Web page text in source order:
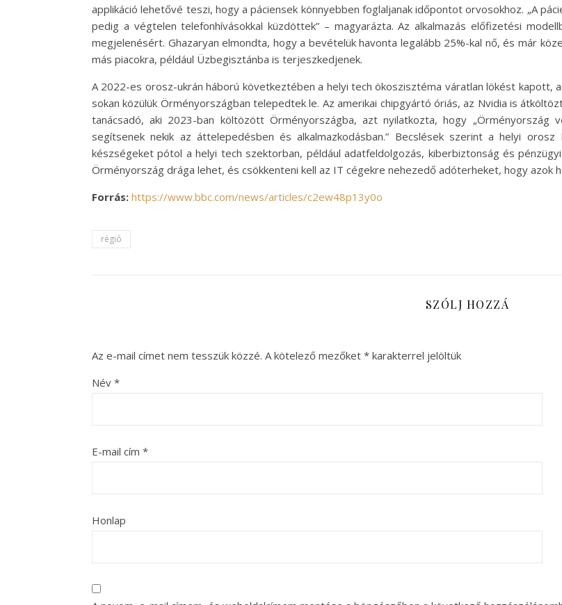
applikáció lehetővé teszi, hogy a páciensek könnyebben foglaljanak időpontot orvosokhoz. „A
pedig a végtelen telefonhívásokkal küzdöttek” – magyarázta. Az alkalmazás előfizetési
megjelenésért. Ghazaryan elmondta, hogy a bevételük havonta legalább 25%-kal nő, és már
más piacokra, például Üzbegisztánba is terjeszkedjenek.
A 2022-es orosz-ukrán háború következtében a helyi tech ökoszisztéma váratlan lökést
sokan közülük Örményországban telepedtek le. Az amerikai chipgyártó óriás, az Nvidia is
tanácsadó, aki 2023-ban költözött Örményországba, azt nyilatkozta, hogy
segítsenek nekik az áttelepedésben és alkalmazkodásban.” Becslések szerint a helyi
készségeket pótol a helyi tech szektorban, például adatfeldolgozás, kiberbiztonság és
Örményország drága lehet, és csökkenteni kell az IT cégekre nehezedő adóterheket, hogy azok
Forrás: https://www.bbc.com/news/articles/c2ew48p13y0o
régió
SZÓLJ HOZZÁ
Az e-mail címet nem tesszük közzé. A kötelező mezőket * karakterrel jelöltük
Név *
E-mail cím *
Honlap